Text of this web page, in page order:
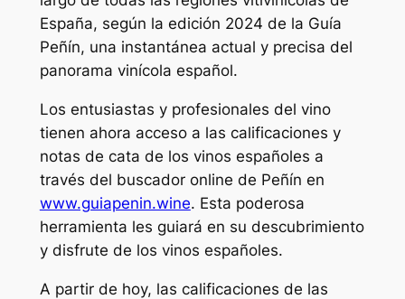
España, según la edición 2024 de la Guía
Peñín, una instantánea actual y precisa del
panorama vinícola español.
Los entusiastas y profesionales del vino
tienen ahora acceso a las calificaciones y
notas de cata de los vinos españoles a
través del buscador online de Peñín en
www.guiapenin.wine. Esta poderosa
herramienta les guiará en su descubrimiento
y disfrute de los vinos españoles.
A partir de hoy, las calificaciones de las